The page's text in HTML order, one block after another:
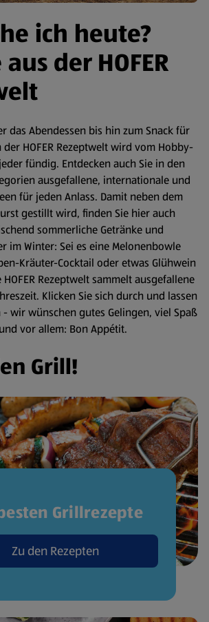
ich heute?
der HOFER
das Abendessen bis hin zum Snack für
HOFER Rezeptwelt wird vom Hobby-
fündig. Entdecken auch Sie in den
ausgefallene, internationale und
für jeden Anlass. Damit neben dem
gestillt wird, finden Sie hier auch
sommerliche Getränke und
im Winter: Sei es eine Melonenbowle
Kräuter-Cocktail oder etwas Glühwein
Rezeptwelt sammelt ausgefallene
Klicken Sie sich durch und lassen
wir wünschen gutes Gelingen, viel Spaß
vor allem: Bon Appétit.
Grill!
Grillrezepte
Zu den Rezepten